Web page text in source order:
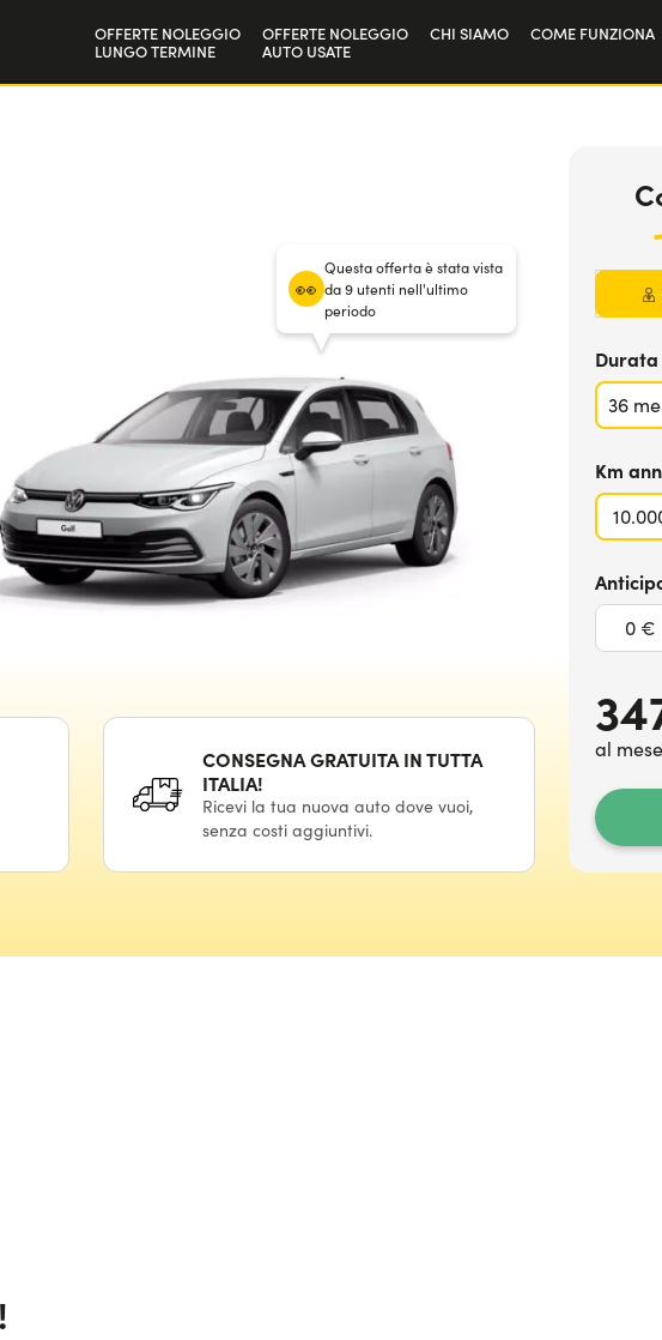
OFFERTE NOLEGGIO
LUNGO TERMINE
OFFERTE NOLEGGIO
AUTO USATE
CHI SIAMO COME FUNZIONA
Questa offerta è stata vista
da 9 utenti nell'ultimo
periodo
Durata
36
Km
0 €
al
CONSEGNA GRATUITA IN TUTTA
ITALIA!
Ricevi la tua nuova auto dove vuoi,
senza costi aggiuntivi.